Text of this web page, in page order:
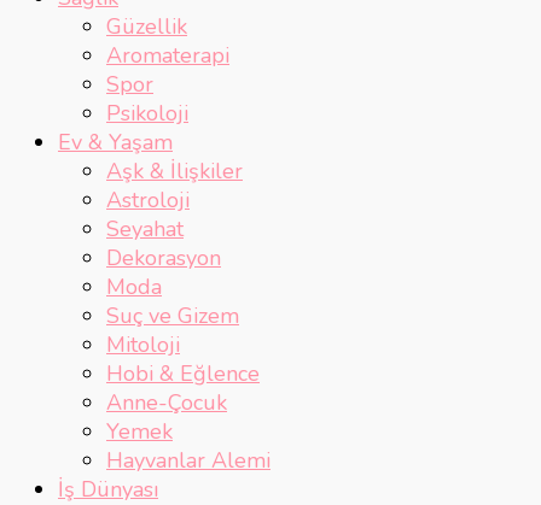
Güzellik
Aromaterapi
Spor
Psikoloji
Ev & Yaşam
Aşk & İlişkiler
Astroloji
Seyahat
Dekorasyon
Moda
Suç ve Gizem
Mitoloji
Hobi & Eğlence
Anne-Çocuk
Yemek
Hayvanlar Alemi
İş Dünyası